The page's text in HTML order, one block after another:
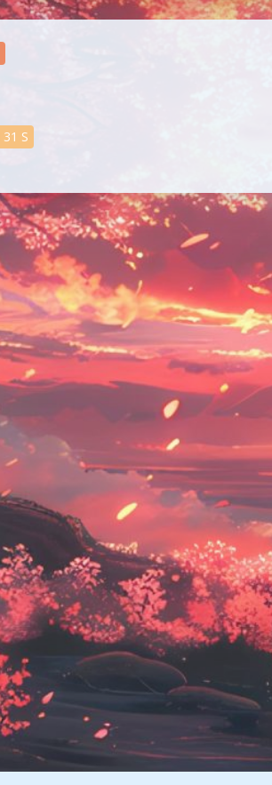
33 S